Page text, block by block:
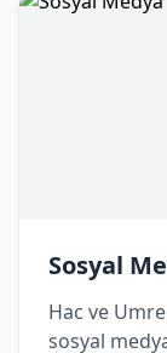
Sosyal
Hac ve
sosyal